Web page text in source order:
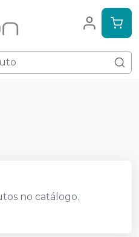
no catálogo.